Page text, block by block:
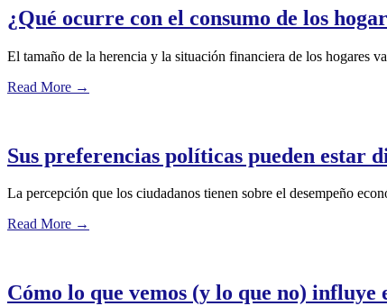
¿Qué ocurre con el consumo de los
El tamaño de la herencia y la situación financiera de los hogares
Read More →
Sus preferencias políticas pueden estar
La percepción que los ciudadanos tienen sobre el desempeño
Read More →
Cómo lo que vemos (y lo que no) influye